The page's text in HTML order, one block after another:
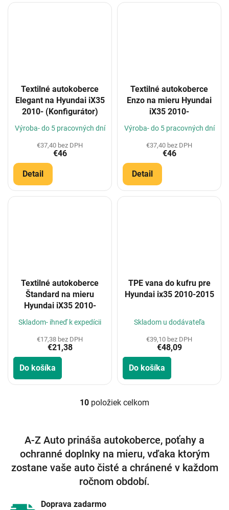
Textilné autokoberce
Elegant na Hyundai iX35
2010- (Konfigurátor)
Výroba- do 5 pracovných dní
€37,40 bez DPH
€46
Detail
Textilné autokoberce
Enzo na mieru Hyundai
iX35 2010-
Výroba- do 5 pracovných dní
€37,40 bez DPH
€46
Detail
Textilné autokoberce
Štandard na mieru
Hyundai iX35 2010-
Skladom- ihneď k expedícii
€17,38 bez DPH
€21,38
Do košíka
TPE vana do kufru pre
Hyundai ix35 2010-2015
Skladom u dodávateľa
€39,10 bez DPH
€48,09
Do košíka
O
á
d
a
c
i
e
10 položiek celkom
A-Z Auto prináša autokoberce, poťahy a
ochranné doplnky na mieru, vďaka ktorým
zostane vaše auto čisté a chránené v každom
ročnom období.
Doprava zadarmo